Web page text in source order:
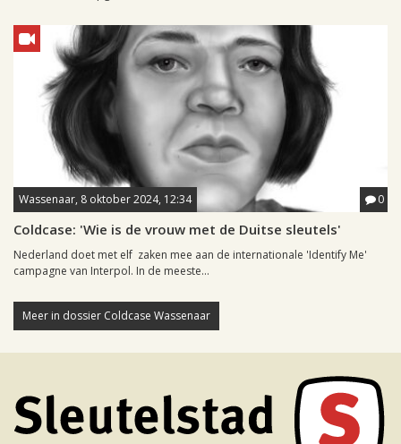
Wassenaar, 8 oktober 2024, 12:34 0
Coldcase: 'Wie is de vrouw met de Duitse sleutels'
Nederland doet met elf zaken mee aan de internationale 'Identify Me'
campagne van Interpol. In de meeste...
Meer in dossier Coldcase Wassenaar